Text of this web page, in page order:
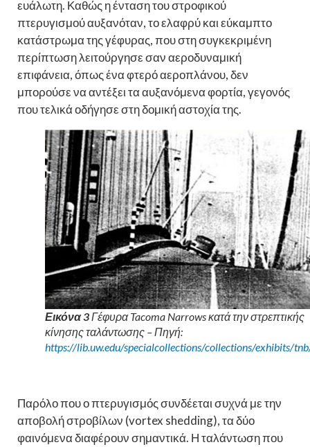
ευάλωτη. Καθώς η ένταση του στροφικού
πτερυγισμού αυξανόταν, το ελαφρύ και εύκαμπτο
κατάστρωμα της γέφυρας, που στη συγκεκριμένη
περίπτωση λειτούργησε σαν αεροδυναμική
επιφάνεια, όπως ένα φτερό αεροπλάνου, δεν
μπορούσε να αντέξει τα αυξανόμενα φορτία, γεγονός
που τελικά οδήγησε στη δομική αστοχία της.
Εικόνα 3Γέφυρα Tacoma Narrows κατά την στρεπτικής
κίνησης ταλάντωσης – Πηγή:
https://lib.uw.edu/specialcollections/collections/exhibits/
Παρόλο που ο πτερυγισμός συνδέεται συχνά με την
αποβολή στροβίλων (vortex shedding), τα δύο
φαινόμενα διαφέρουν σημαντικά. Η ταλάντωση που